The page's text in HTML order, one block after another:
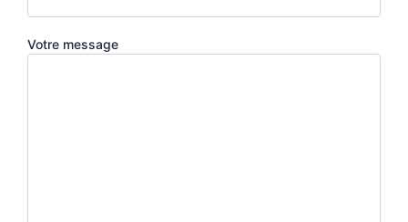
Votre message